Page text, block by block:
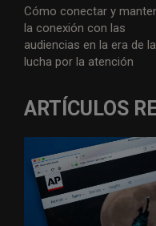
Cómo conectar y
la conexión con las
audiencias en la era de la
lucha por la atención
ARTÍCULOS